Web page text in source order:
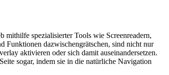
mithilfe spezialisierter Tools wie Screenreadern,
Funktionen dazwischengrätschen, sind nicht nur
aktivieren oder sich damit auseinandersetzen.
sogar, indem sie in die natürliche Navigation